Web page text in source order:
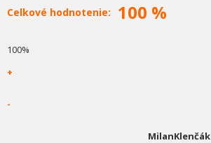
Celkové hodnotenie: 100 %
100%
+
-
MilanKlenčák